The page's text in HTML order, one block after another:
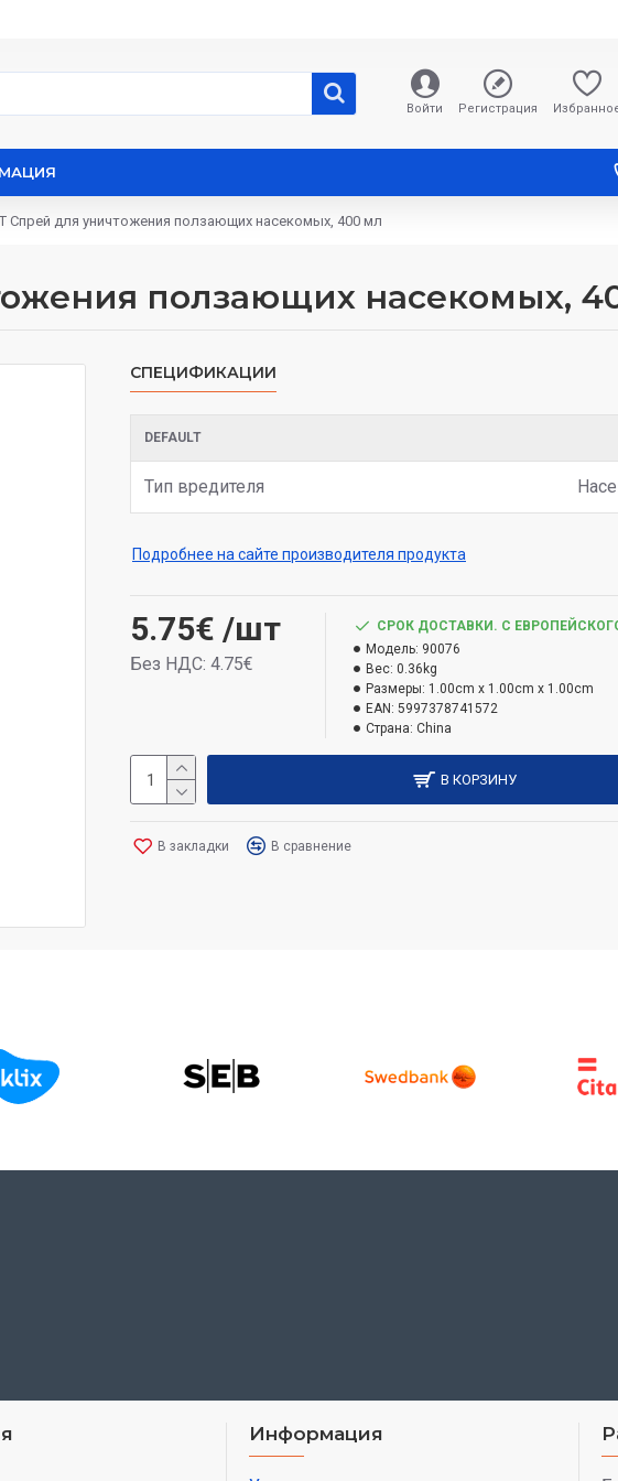
Войти Регистрация
Спрей для уничтожения ползающих насекомых, 400 мл
ползающих насекомых,
СПЕЦИФИКАЦИИ
DEFAULT
Тип вредителя
Подробнее на сайте производителя продукта
5.75€ /шт
Без НДС: 4.75€
СРОК ДОСТАВКИ. С
Модель: 90076
Вес: 0.36kg
Размеры: 1.00cm x 1.00cm x 1.00cm
EAN: 5997378741572
Страна: China
В КОРЗИНУ
В закладки В сравнение
Информация